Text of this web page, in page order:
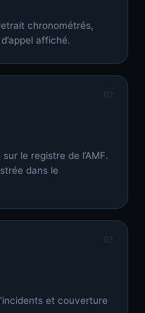
chronométrés,
affiché.
02
le registre de l’AMF.
dans le
03
et couverture